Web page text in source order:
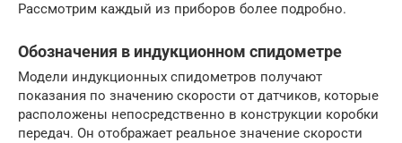
Рассмотрим каждый из приборов более подробно.
Обозначения в индукционном спидометре
Модели индукционных спидометров получают
показания по значению скорости от датчиков, которые
расположены непосредственно в конструкции коробки
передач. Он отображает реальное значение скорости